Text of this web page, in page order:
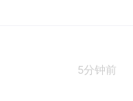
5分钟前